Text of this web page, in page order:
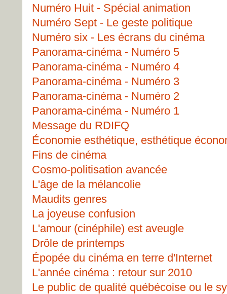
Numéro Huit - Spécial animation
Numéro Sept - Le geste politique
Numéro six - Les écrans du cinéma
Panorama-cinéma - Numéro 5
Panorama-cinéma - Numéro 4
Panorama-cinéma - Numéro 3
Panorama-cinéma - Numéro 2
Panorama-cinéma - Numéro 1
Message du RDIFQ
Économie esthétique, esthétique
Fins de cinéma
Cosmo-politisation avancée
L'âge de la mélancolie
Maudits genres
La joyeuse confusion
L'amour (cinéphile) est aveugle
Drôle de printemps
Épopée du cinéma en terre d'Internet
L'année cinéma : retour sur 2010
Le public de qualité québécoise ou le